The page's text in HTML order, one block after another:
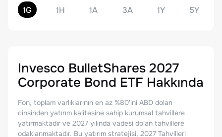
1G 1H 1A 3A 1Y 5Y
Invesco BulletShares 2027
Corporate Bond ETF Hakkında
Fon, toplam varlıklarının en az %80'ini ABD doları
cinsinden yatırım kalitesine sahip kurumsal tahvillere
yatırmaktadır ve 2027 yılında vadesi dolan tahvillere
odaklanmaktadır. Bu yatırım stratejisi, 2027 Tahvilleri